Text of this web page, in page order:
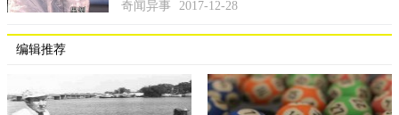
奇闻异事 2017-12-28
编辑推荐